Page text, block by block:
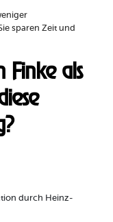
sparen Zeit und
Finke als
durch Heinz-